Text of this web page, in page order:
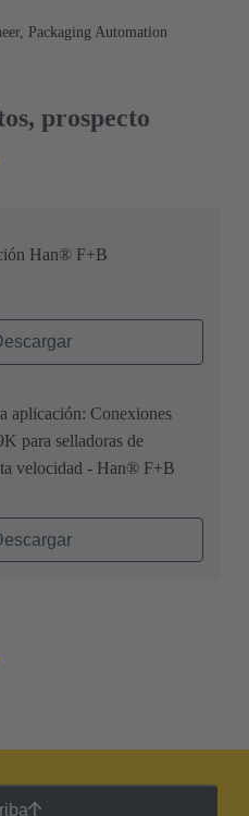
Packaging Automation
prospecto
Han® F+B
aplicación: Conexiones
para selladoras de
velocidad - Han® F+B